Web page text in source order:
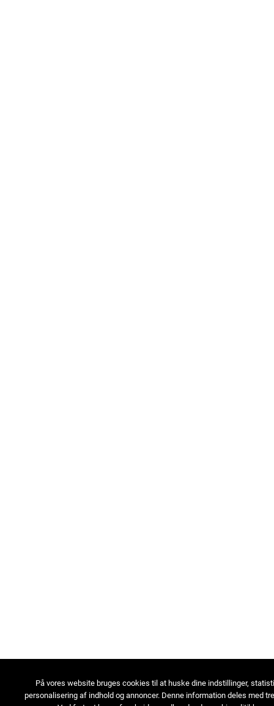
På vores website bruges cookies til at huske dine indstillinger,
personalisering af indhold og annoncer. Denne information deles med